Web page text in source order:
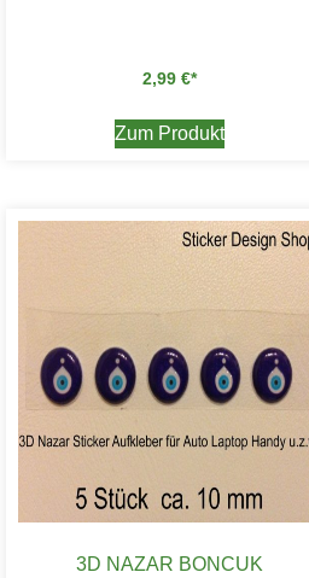
2,99 €
Zum Produkt
3D NAZAR BONCUK